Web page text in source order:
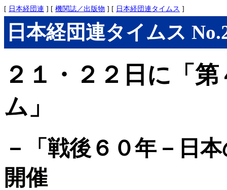
[ 日本経団連 ] [ 機関誌／出版物 ] [ 日本経団連タイムス ]
日本経団連タイムス
２１・２２日に「
ム」
－「戦後６０年－日
開催